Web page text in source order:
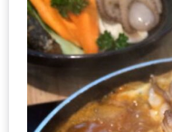
2
เทศกาล
เบียร์
ที่
ใหญ่